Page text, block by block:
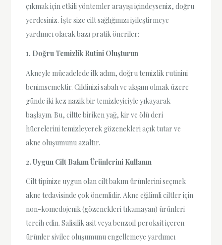
çıkmak için etkili yöntemler arayışı içindeyseniz, doğru
yerdesiniz. İşte size cilt sağlığınızı iyileştirmeye
yardımcı olacak bazı pratik öneriler:
1. Doğru Temizlik Rutini Oluşturun
Akneyle mücadelede ilk adım, doğru temizlik rutinini
benimsemektir. Cildinizi sabah ve akşam olmak üzere
günde iki kez nazik bir temizleyiciyle yıkayarak
başlayın. Bu, ciltte biriken yağ, kir ve ölü deri
hücrelerini temizleyerek gözenekleri açık tutar ve
akne oluşumunu azaltır.
2. Uygun Cilt Bakım Ürünlerini Kullanın
Cilt tipinize uygun olan cilt bakım ürünlerini seçmek
akne tedavisinde çok önemlidir. Akne eğilimli ciltler için
non-komedojenik (gözenekleri tıkamayan) ürünleri
tercih edin. Salisilik asit veya benzoil peroksit içeren
ürünler sivilce oluşumunu engellemeye yardımcı